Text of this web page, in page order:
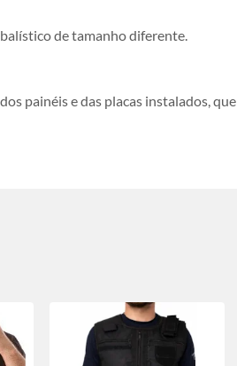
de tamanho diferente.
painéis e das placas instalados, que